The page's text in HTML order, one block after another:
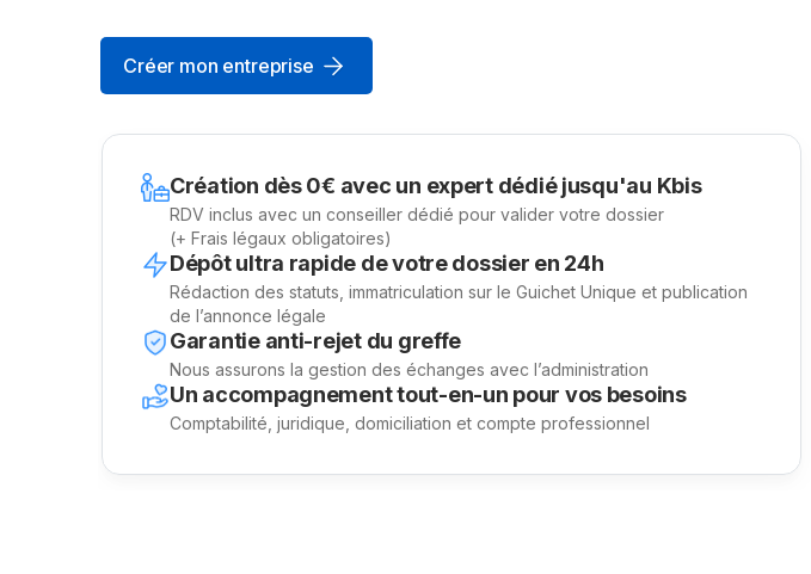
Créer mon entreprise
Création dès 0€ avec un expert dédié jusqu'au Kbis
RDV inclus avec un conseiller dédié pour valider votre dossier
(+ Frais légaux obligatoires)
Dépôt ultra rapide de votre dossier en 24h
Rédaction des statuts, immatriculation sur le Guichet Unique et publication
de l’annonce légale
Garantie anti-rejet du greffe
Nous assurons la gestion des échanges avec l’administration
Un accompagnement tout-en-un pour vos besoins
Comptabilité, juridique, domiciliation et compte professionnel